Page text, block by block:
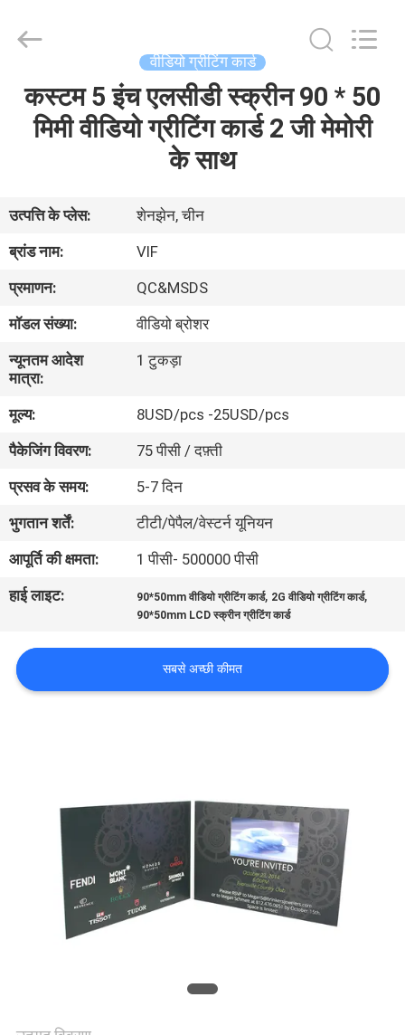
घर
हमारे
बारे
में
कारखाना
भ्रमण
गुणवत्ता
नियंत्रण
संपर्क
करें
एक
अनुरोध
PRIVACY
POLICY
वीडियो ग्रीटिंग कार्ड
कस्टम 5 इंच एलसीडी स्क्रीन 90 * 50
मिमी वीडियो ग्रीटिंग कार्ड 2 जी मेमोरी
के साथ
उत्पत्ति के प्लेस:
शेनझेन, चीन
ब्रांड नाम:
VIF
प्रमाणन:
QC&MSDS
मॉडल संख्या:
वीडियो ब्रोशर
न्यूनतम आदेश
मात्रा:
1 टुकड़ा
मूल्य:
8USD/pcs -25USD/pcs
पैकेजिंग विवरण:
75 पीसी / दफ़्ती
प्रसव के समय:
5-7 दिन
भुगतान शर्तें:
टीटी/पेपैल/वेस्टर्न यूनियन
आपूर्ति की क्षमता:
1 पीसी- 500000 पीसी
हाई लाइट:
90*50mm वीडियो ग्रीटिंग कार्ड, 2G वीडियो ग्रीटिंग कार्ड,
90*50mm LCD स्क्रीन ग्रीटिंग कार्ड
सबसे अच्छी कीमत